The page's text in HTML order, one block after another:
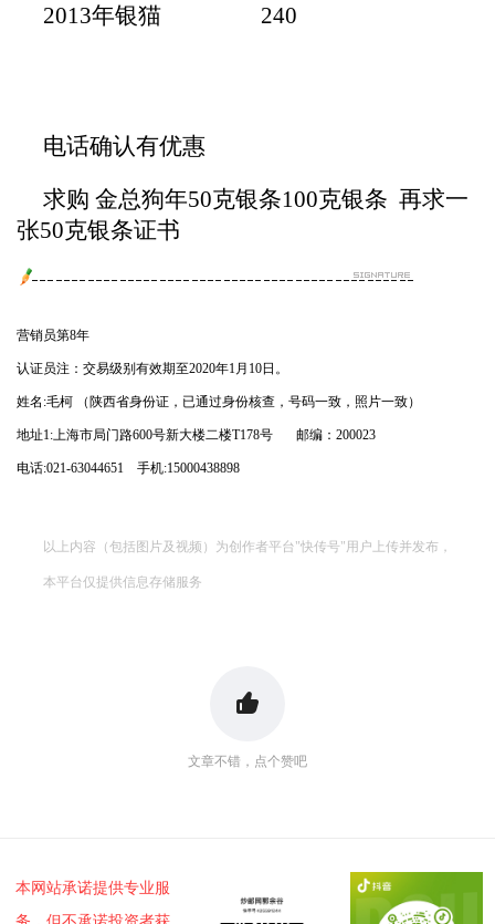
2013年银猫 240
电话确认有优惠
求购 金总狗年50克银条100克银条 再求一
张50克银条证书
营销员第8年
认证员注：交易级别有效期至2020年1月10日。
姓名:毛柯 （陕西省身份证，已通过身份核查，号码一致，照片一致）
地址1:上海市局门路600号新大楼二楼T178号 邮编：200023
电话:021-63044651 手机:15000438898
以上内容（包括图片及视频）为创作者平台"快传号"用户上传并发布，
本平台仅提供信息存储服务
文章不错，点个赞吧
本网站承诺提供专业服